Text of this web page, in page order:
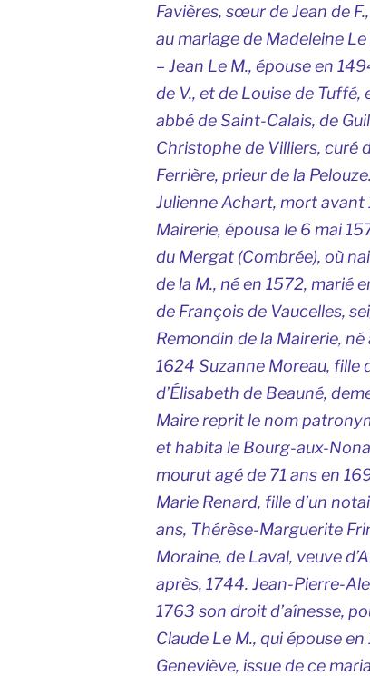
Favières, sœur de Jean de
au mariage de Madeleine
– Jean Le M., épouse en
de V., et de Louise de Tuffé,
abbé de Saint-Calais, de
Christophe de Villiers, curé
Ferrière, prieur de la
Julienne Achart, mort avant
Mairerie, épousa le 6 mai
du Mergat (Combrée), où
de la M., né en 1572, marié
de François de Vaucelles,
Remondin de la Mairerie,
1624 Suzanne Moreau, fille
d’Élisabeth de Beauné,
Maire reprit le nom
et habita le Bourg-aux-
mourut agé de 71 ans en
Marie Renard, fille d’un
ans, Thérèse-Marguerite
Moraine, de Laval, veuve
après, 1744. Jean-Pierre-
1763 son droit d’aînesse,
Claude Le M., qui épouse
Geneviève, issue de ce